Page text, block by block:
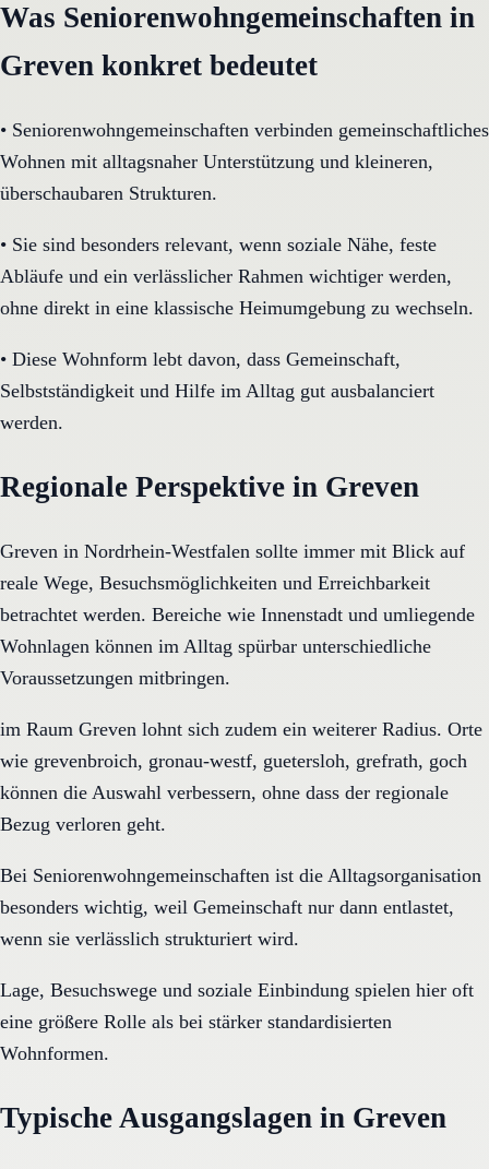
Was Seniorenwohngemeinschaften in
Greven konkret bedeutet
• Seniorenwohngemeinschaften verbinden gemeinschaftliches
Wohnen mit alltagsnaher Unterstützung und kleineren,
überschaubaren Strukturen.
• Sie sind besonders relevant, wenn soziale Nähe, feste
Abläufe und ein verlässlicher Rahmen wichtiger werden,
ohne direkt in eine klassische Heimumgebung zu wechseln.
• Diese Wohnform lebt davon, dass Gemeinschaft,
Selbstständigkeit und Hilfe im Alltag gut ausbalanciert
werden.
Regionale Perspektive in Greven
Greven in Nordrhein-Westfalen sollte immer mit Blick auf
reale Wege, Besuchsmöglichkeiten und Erreichbarkeit
betrachtet werden. Bereiche wie Innenstadt und umliegende
Wohnlagen können im Alltag spürbar unterschiedliche
Voraussetzungen mitbringen.
im Raum Greven lohnt sich zudem ein weiterer Radius. Orte
wie grevenbroich, gronau-westf, guetersloh, grefrath, goch
können die Auswahl verbessern, ohne dass der regionale
Bezug verloren geht.
Bei Seniorenwohngemeinschaften ist die Alltagsorganisation
besonders wichtig, weil Gemeinschaft nur dann entlastet,
wenn sie verlässlich strukturiert wird.
Lage, Besuchswege und soziale Einbindung spielen hier oft
eine größere Rolle als bei stärker standardisierten
Wohnformen.
Typische Ausgangslagen in Greven